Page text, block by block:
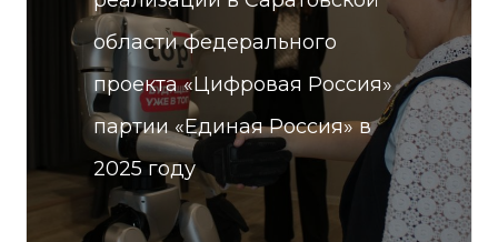
области федерального
проекта «Цифровая Россия»
партии «Единая Россия» в
2025 году